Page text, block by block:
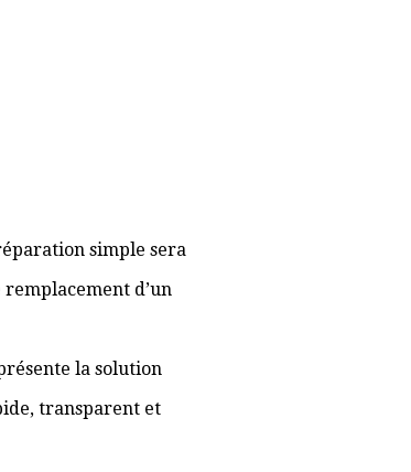
simple sera
d’un
la solution
transparent et